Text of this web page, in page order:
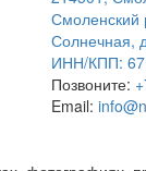
Смоленский
Солнечная,
ИНН/КПП:
Позвоните:
Email: